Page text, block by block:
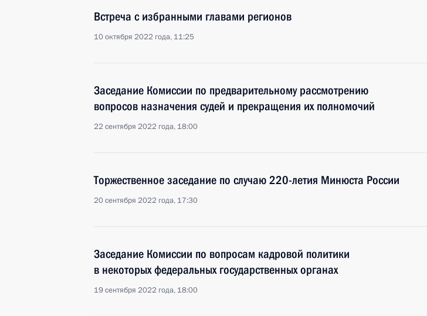
Встреча с избранными главами регионов
10 октября 2022 года, 11:25
Заседание Комиссии по предварительному рассмотрению
вопросов назначения судей и прекращения их полномочий
22 сентября 2022 года, 18:00
Торжественное заседание по случаю 220-летия Минюста России
20 сентября 2022 года, 17:30
Заседание Комиссии по вопросам кадровой политики
в некоторых федеральных государственных органах
19 сентября 2022 года, 18:00